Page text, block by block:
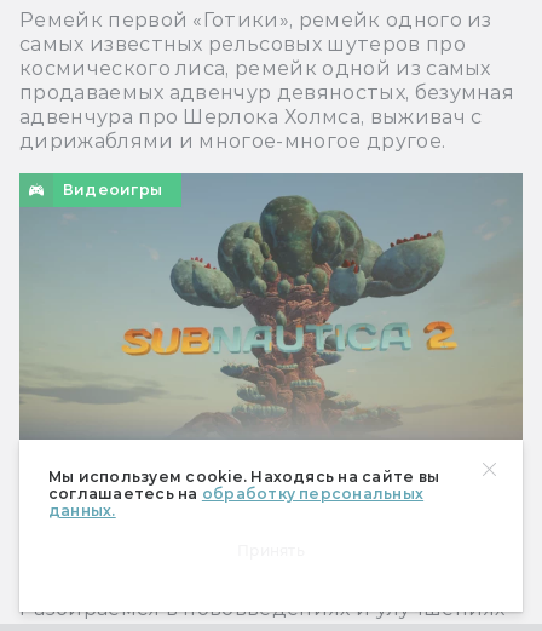
Мы используем cookie. Находясь на сайте вы
соглашаетесь на обработку персональных
данных.
Ремейк первой «Готики», ремейк одного из
самых известных рельсовых шутеров про
космического лиса, ремейк одной из самых
продаваемых адвенчур девяностых, безумная
адвенчура про Шерлока Холмса, выживач с
дирижаблями и многое-многое другое.
Видеоигры
Разбираемся в нововведениях и улучшениях